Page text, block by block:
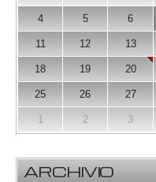
4 5 6
11 12 13
18 19 20
25 26 27
1 2 3
ARCHIVIO